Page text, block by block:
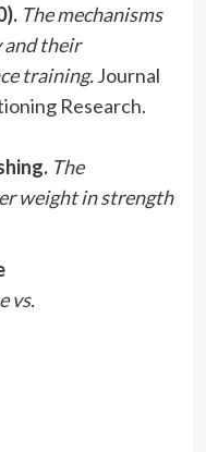
The mechanisms
their
training.Journal
Research.
The
weight in strength
vs.